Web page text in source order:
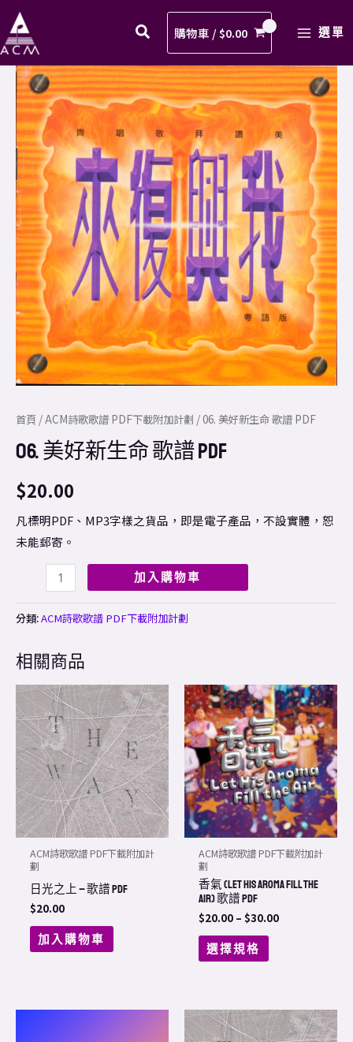
Skip
to
content
購物車 /$0.00
MENU
選單
首頁 /ACM詩歌歌譜 PDF下載附加計劃 / 06. 美好新生命 歌譜 PDF
06. 美好新生命 歌譜 PDF
$20.00
凡標明PDF、MP3字樣之貨品，即是電子產品，不設實體，恕
未能郵寄。
06.
美
好
新
生
命
歌
譜
PDF
數
量
加入購物車
分類:ACM詩歌歌譜 PDF下載附加計劃
相關商品
ACM詩歌歌譜 PDF下載附加計
劃
日光之上 – 歌譜 PDF
$20.00
加入購物車
ACM詩歌歌譜 PDF下載附加計
劃
香氣 (Let His Aroma Fill The
Air) 歌譜 PDF
$20.00 – $30.00
Price
range:
$20.00
through
$30.00
選擇規格
This
product
has
multiple
variants.
The
options
chosen
新
生
命
歌
譜
PDF
數
量